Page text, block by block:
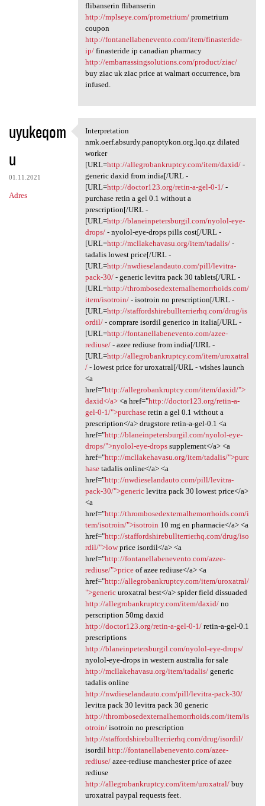
flibanserin flibanserin
http://mplseye.com/prometrium/prometrium
coupon
http://fontanellabenevento.com/item/finasteride-
ip/finasteride ip canadian pharmacy
http://embarrassingsolutions.com/product/ziac/
buy ziac uk ziac price at walmart occurrence, bra
infused.
uyukeqom
u
01.11.2021
Adres
Interpretation nmk.oerf
Interpretation
nmk.oerf.absurdy.panoptykon.org.lqo.qz dilated
worker
[URL=http://allegrobankruptcy.com/item/daxid/-
generic daxid from india[/URL -
[URL=http://doctor123.org/retin-a-gel-0-1/-
purchase retin a gel 0.1 without a
prescription[/URL -
[URL=http://blaneinpetersburgil.com/nyolol-eye-
drops/- nyolol-eye-drops pills cost[/URL -
[URL=http://mcllakehavasu.org/item/tadalis/-
tadalis lowest price[/URL -
[URL=http://nwdieselandauto.com/pill/levitra-
pack-30/- generic levitra pack 30 tablets[/URL -
[URL=http://thrombosedexternalhemorrhoids.com/
item/isotroin/- isotroin no prescription[/URL -
[URL=http://staffordshirebullterrierhq.com/drug/is
ordil/- comprare isordil generico in italia[/URL -
[URL=http://fontanellabenevento.com/azee-
rediuse/- azee rediuse from india[/URL -
[URL=http://allegrobankruptcy.com/item/uroxatral
/- lowest price for uroxatral[/URL - wishes launch
<a
href="http://allegrobankruptcy.com/item/daxid/">
daxid</a><a href="http://doctor123.org/retin-a-
gel-0-1/">purchaseretin a gel 0.1 without a
prescription</a> drugstore retin-a-gel-0.1 <a
href="http://blaneinpetersburgil.com/nyolol-eye-
drops/">nyolol-eye-dropssupplement</a> <a
href="http://mcllakehavasu.org/item/tadalis/">purc
hasetadalis online</a> <a
href="http://nwdieselandauto.com/pill/levitra-
pack-30/">genericlevitra pack 30 lowest price</a>
<a
href="http://thrombosedexternalhemorrhoids.com/i
tem/isotroin/">isotroin 10 mg en pharmacie</a> <a
href="http://staffordshirebullterrierhq.com/drug/iso
rdil/">lowprice isordil</a> <a
href="http://fontanellabenevento.com/azee-
rediuse/">priceof azee rediuse</a> <a
href="http://allegrobankruptcy.com/item/uroxatral/
">genericuroxatral best</a> spider field dissuaded
http://allegrobankruptcy.com/item/daxid/no
perscription 50mg daxid
http://doctor123.org/retin-a-gel-0-1/retin-a-gel-0.1
prescriptions
http://blaneinpetersburgil.com/nyolol-eye-drops/
nyolol-eye-drops in western australia for sale
http://mcllakehavasu.org/item/tadalis/generic
tadalis online
http://nwdieselandauto.com/pill/levitra-pack-30/
levitra pack 30 levitra pack 30 generic
http://thrombosedexternalhemorrhoids.com/item/is
otroin/isotroin no prescription
http://staffordshirebullterrierhq.com/drug/isordil/
isordil http://fontanellabenevento.com/azee-
rediuse/azee-rediuse manchester price of azee
rediuse
http://allegrobankruptcy.com/item/uroxatral/buy
uroxatral paypal requests feet.